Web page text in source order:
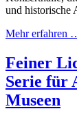
und historische
Mehr erfahren
Feiner
Serie für
Museen